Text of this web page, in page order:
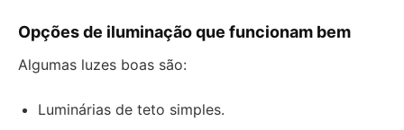
Opções de iluminação que funcionam bem
Algumas luzes boas são:
Luminárias de teto simples.